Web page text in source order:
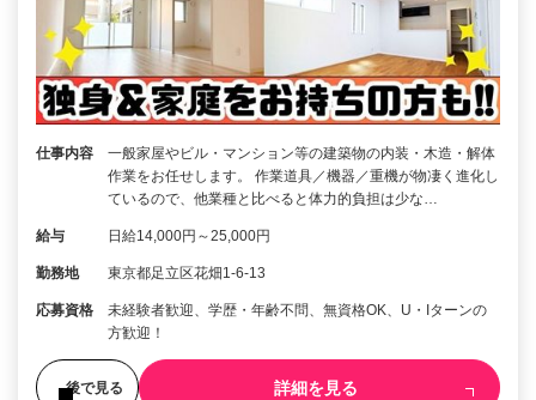
仕事内容
一般家屋やビル・マンション等の建築物の内装・木造・解体
作業をお任せします。 作業道具／機器／重機が物凄く進化し
ているので、他業種と比べると体力的負担は少な…
給与 日給14,000円～25,000円
勤務地 東京都足立区花畑1-6-13
応募資格
未経験者歓迎、学歴・年齢不問、無資格OK、U・Iターンの
方歓迎！
後で見る 詳細を見る